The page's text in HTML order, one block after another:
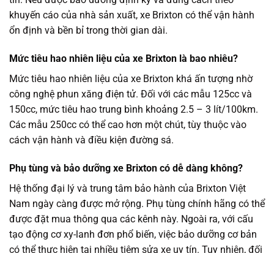
khuyến cáo của nhà sản xuất, xe Brixton có thể vận hành
ổn định và bền bỉ trong thời gian dài.
Mức tiêu hao nhiên liệu của xe Brixton là bao nhiêu?
Mức tiêu hao nhiên liệu của xe Brixton khá ấn tượng nhờ
công nghệ phun xăng điện tử. Đối với các mẫu 125cc và
150cc, mức tiêu hao trung bình khoảng 2.5 – 3 lít/100km.
Các mẫu 250cc có thể cao hơn một chút, tùy thuộc vào
cách vận hành và điều kiện đường sá.
Phụ tùng và bảo dưỡng xe Brixton có dễ dàng không?
Hệ thống đại lý và trung tâm bảo hành của Brixton Việt
Nam ngày càng được mở rộng. Phụ tùng chính hãng có thể
được đặt mua thông qua các kênh này. Ngoài ra, với cấu
tạo động cơ xy-lanh đơn phổ biến, việc bảo dưỡng cơ bản
có thể thực hiện tại nhiều tiệm sửa xe uy tín. Tuy nhiên, đối